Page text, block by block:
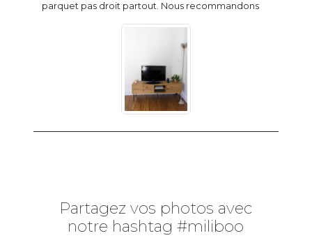
parquet pas droit partout. Nous recommandons
Partagez vos photos avec
notre hashtag #miliboo